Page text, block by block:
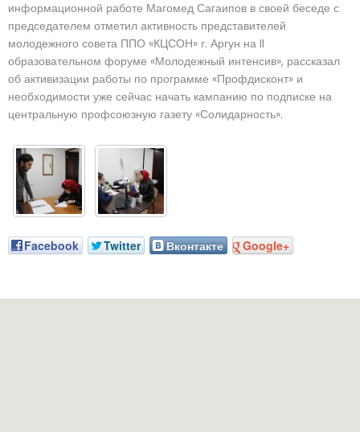
информационной работе Магомед Сагаипов в своей беседе с
председателем отметил активность представителей
молодежного совета ППО «КЦСОН» г. Аргун на II
образовательном форуме «Молодежный интенсив», рассказал
об активизации работы по программе «Профдисконт» и
необходимости уже сейчас начать кампанию по подписке на
центральную профсоюзную газету «Солидарность».
Facebook Twitter Вконтакте Google+